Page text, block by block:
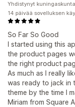
So Far So Good
I started using this
the product pages
the right product
As much as I really
was ready to jack in
theme by the time I
Miriam from Square
Yhdistynyt kuningaskunta
14 päivää sovelluksen